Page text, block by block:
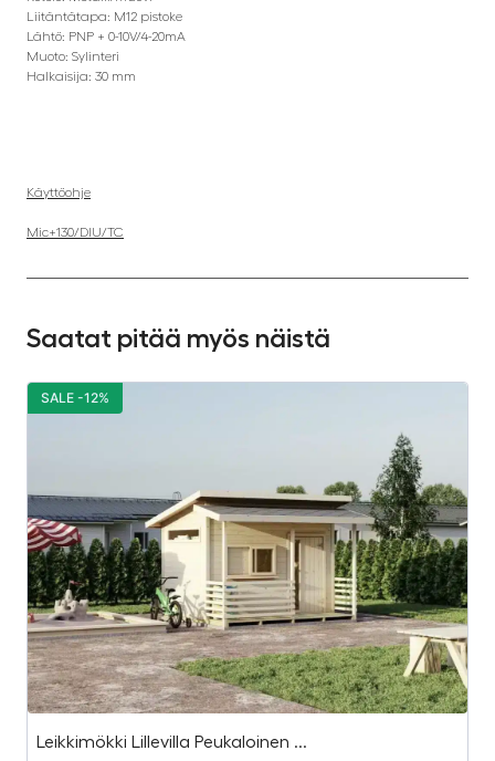
Liitäntätapa: M12 pistoke
Lähtö: PNP + 0-10V/4-20mA
Muoto: Sylinteri
Halkaisija: 30 mm
Käyttöohje
Mic+130/DIU/TC
Saatat pitää myös näistä
Leikkimökki Lillevilla Peukaloinen ...
SALE -12%